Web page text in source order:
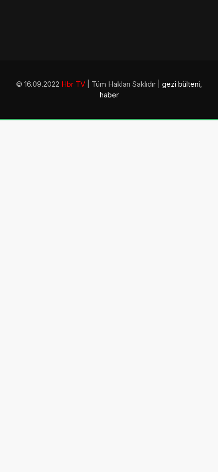
© 16.09.2022 Hbr TV | Tüm Hakları Saklıdır | gezi bülteni,
haber